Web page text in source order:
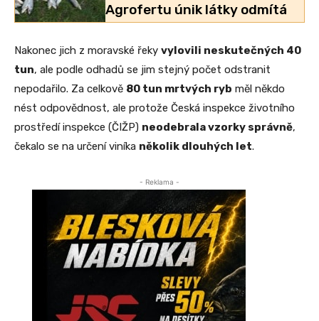
Agrofertu únik látky odmítá
Nakonec jich z moravské řeky vylovili neskutečných 40
tun, ale podle odhadů se jim stejný počet odstranit
nepodařilo. Za celkově 80 tun mrtvých ryb měl někdo
nést odpovědnost, ale protože Česká inspekce životního
prostředí inspekce (ČIŽP) neodebrala vzorky správně,
čekalo se na určení viníka několik dlouhých let.
- Reklama -